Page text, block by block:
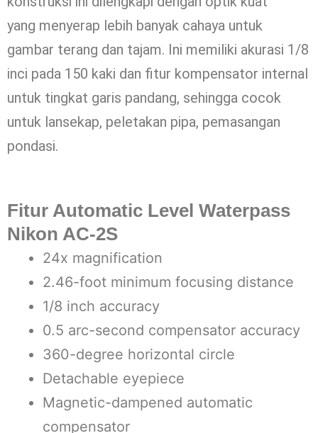
yang menyerap lebih banyak cahaya untuk
gambar terang dan tajam. Ini memiliki akurasi 1/8
inci pada 150 kaki dan fitur kompensator internal
untuk tingkat garis pandang, sehingga cocok
untuk lansekap, peletakan pipa, pemasangan
pondasi.
Fitur Automatic Level Waterpass
Nikon AC-2S
24x magnification
2.46-foot minimum focusing distance
1/8 inch accuracy
0.5 arc-second compensator accuracy
360-degree horizontal circle
Detachable eyepiece
Magnetic-dampened automatic
compensator